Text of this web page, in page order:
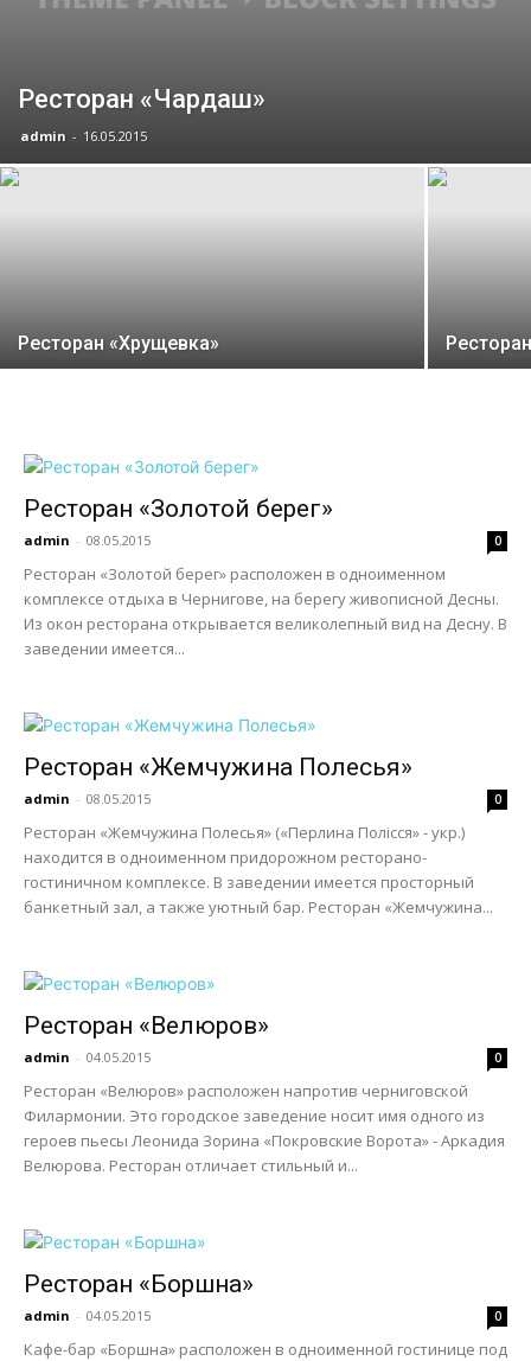
Ресторан «Чардаш»
admin - 16.05.2015
Ресторан «Хрущевка»
Ресторан «Золотой берег»
admin - 08.05.2015 0
Ресторан «Золотой берег» расположен в одноименном
комплексе отдыха в Чернигове, на берегу живописной Десны.
Из окон ресторана открывается великолепный вид на Десну. В
заведении имеется...
Ресторан «Жемчужина Полесья»
admin - 08.05.2015 0
Ресторан «Жемчужина Полесья» («Перлина Полісся» - укр.)
находится в одноименном придорожном ресторано-
гостиничном комплексе. В заведении имеется просторный
банкетный зал, а также уютный бар. Ресторан «Жемчужина...
Ресторан «Велюров»
admin - 04.05.2015 0
Ресторан «Велюров» расположен напротив черниговской
Филармонии. Это городское заведение носит имя одного из
героев пьесы Леонида Зорина «Покровские Ворота» - Аркадия
Велюрова. Ресторан отличает стильный и...
Ресторан «Боршна»
admin - 04.05.2015 0
Кафе-бар «Боршна» расположен в одноименной гостинице под